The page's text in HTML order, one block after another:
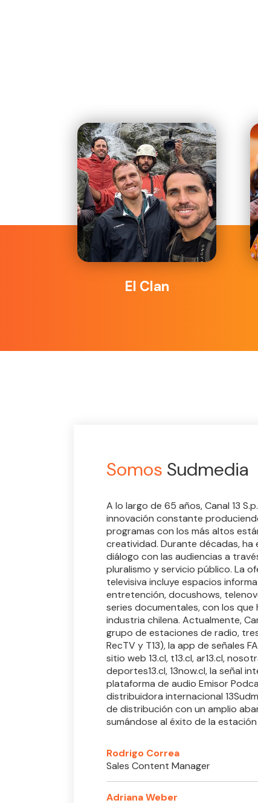
El Clan
Somos Sudmedia
A lo largo de 65 años, Canal 13
innovación constante
programas con los más altos
creatividad. Durante décadas,
diálogo con las audiencias a
pluralismo y servicio público. La
televisiva incluye espacios
entretención, docushows,
series documentales, con los
industria chilena. Actualmente,
grupo de estaciones de radio,
RecTV y T13), la app de señales
sitio web 13.cl, t13.cl, ar13.cl,
deportes13.cl, 13now.cl, la señal
plataforma de audio Emisor
distribuidora internacional
de distribución con un amplio
sumándose al éxito de la estación
Rodrigo Correa
Sales Content Manager
Adriana Weber